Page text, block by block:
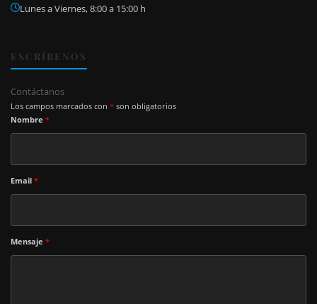
Lunes a Viernes, 8:00 a 15:00 h
ESCRÍBENOS
Contáctanos
Los campos marcados con * son obligatorios
Nombre *
Email *
Mensaje *